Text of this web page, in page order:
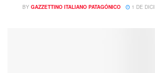
BY GAZZETTINO ITALIANO PATAGÓNICO 1 DE